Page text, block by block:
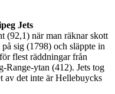
Jets
(92,1) när man räknar skott
sig (1798) och släppte in
flest räddningar från
ytan (412). Jets tog
av det inte är Hellebuycks